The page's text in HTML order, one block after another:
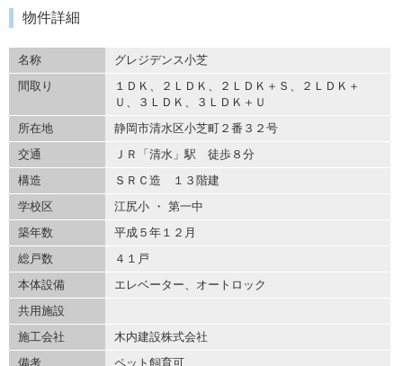
物件詳細
名称
グレジデンス小芝
間取り
１ＤＫ、２ＬＤＫ、２ＬＤＫ＋Ｓ、２ＬＤＫ＋
Ｕ、３ＬＤＫ、３ＬＤＫ＋Ｕ
所在地
静岡市清水区小芝町２番３２号
交通
ＪＲ「清水」駅 徒歩８分
構造
ＳＲＣ造 １３階建
学校区
江尻小 ・ 第一中
築年数
平成５年１２月
総戸数
４１戸
本体設備
エレベーター、オートロック
共用施設
施工会社
木内建設株式会社
備考
ペット飼育可